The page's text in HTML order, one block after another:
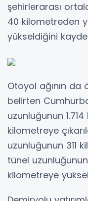
şehirlerarası
40 kilometreden
yükseldiğini
Otoyol ağının
belirten
uzunluğunun
kilometreye
uzunluğunun 311
tünel
kilometreye